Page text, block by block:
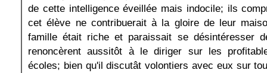
de cette intelligence éveillée mais indocile; ils
cet élève ne contribuerait à la gloire de leur
famille était riche et paraissait se désintéresser
renoncèrent aussitôt à le diriger sur les
écoles; bien qu'il discutât volontiers avec eux sur